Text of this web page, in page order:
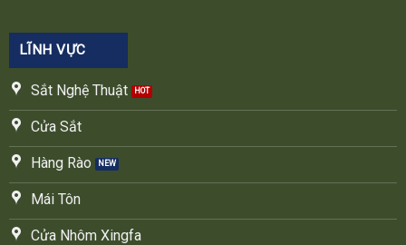
LĨNH VỰC
Sắt Nghệ Thuật
Cửa Sắt
Hàng Rào
Mái Tôn
Cửa Nhôm Xingfa